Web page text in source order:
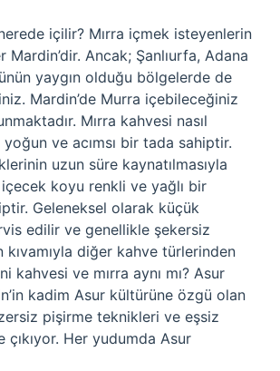
içilir? Mırra içmek isteyenlerin
Ancak; Şanlıurfa, Adana
yaygın olduğu bölgelerde de
Mardin’de Murra içebileceğiniz
Mırra kahvesi nasıl
ve acımsı bir tada sahiptir.
uzun süre kaynatılmasıyla
koyu renkli ve yağlı bir
Geleneksel olarak küçük
edilir ve genellikle şekersiz
kıvamıyla diğer kahve türlerinden
kahvesi ve mırra aynı mı? Asur
kadim Asur kültürüne özgü olan
pişirme teknikleri ve eşsiz
çıkıyor. Her yudumda Asur